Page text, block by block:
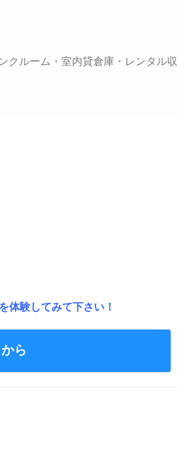
クルーム・室内貸倉庫・レンタル収
体験してみて下さい！
ら